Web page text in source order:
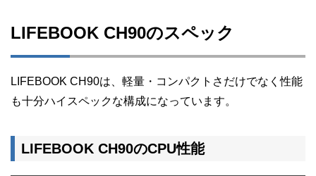
LIFEBOOK CH90のスペック
LIFEBOOK CH90は、軽量・コンパクトさだけでなく性能
も十分ハイスペックな構成になっています。
LIFEBOOK CH90のCPU性能